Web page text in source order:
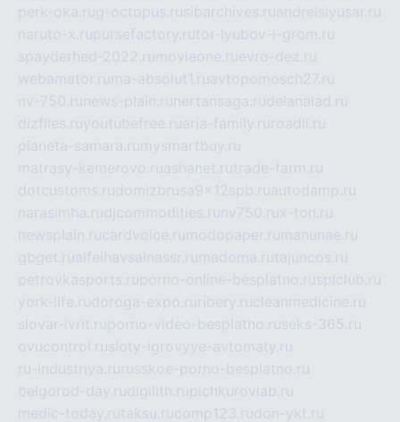
perk-oka.rug-octopus.rusibarchives.ruandreislyusar.ru
naruto-x.rupursefactory.rutor-lyubov-i-grom.ru
spayderhed-2022.ru movieone.ruevro-dez.ru
webamator.ru ma-absolut1.ruavtopomosch27.ru
nv-750.ru news-plain.ru nertansaga.rudelanalad.ru
dizfiles.ruyoutubefree.ruaria-family.ru roadli.ru
planeta-samara.ru mysmartbuy.ru
matrasy-kemerovo.ruashanet.rutrade-farm.ru
dotcustoms.rudomizbrusa9x12spb.ruautodamp.ru
narasimha.rudjcommodities.ru nv750.rux-ton.ru
newsplain.rucardvoice.ru modopaper.ru manunae.ru
gbget.rualfeihavsalnassr.ru madoma.rutajuncos.ru
petrovkasports.ruporno-online-besplatno.rusplclub.ru
york-life.rudoroga-expo.ru ribery.rucleanmedicine.ru
slovar-ivrit.ruporno-video-besplatno.ruseks-365.ru
ovucontrol.rusloty-igrovyye-avtomaty.ru
ru-industriya.ru russkoe-porno-besplatno.ru
belgorod-day.rudigilith.rupichkurovlab.ru
medic-today.rutaksu.rucomp123.rudon-ykt.ru